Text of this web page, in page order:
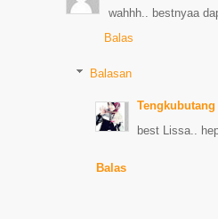
wahhh.. bestnyaa
Balas
Balasan
Tengkubutang
best Lissa..
Balas